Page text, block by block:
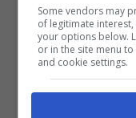
regole
2025, così da
corretta
Some vendors may
of legitimate
your options below.
or in the site menu
and cookie settings.